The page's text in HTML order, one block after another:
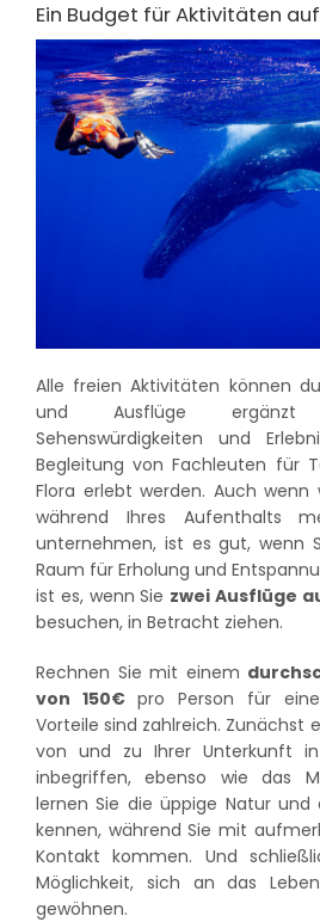
Ein Budget für Aktivitäten
Alle freien Aktivitäten können
und Ausflüge ergänzt
Sehenswürdigkeiten und
Begleitung von Fachleuten für
Flora erlebt werden. Auch
während Ihres Aufenthalts
unternehmen, ist es gut, wenn
Raum für Erholung und
ist es, wenn Sie zwei Ausflüge
besuchen, in Betracht ziehen.
Rechnen Sie mit einem
von 150€pro Person für
Vorteile sind zahlreich. Zunächst
von und zu Ihrer Unterkunft
inbegriffen, ebenso wie das
lernen Sie die üppige Natur und
kennen, während Sie mit
Kontakt kommen. Und
Möglichkeit, sich an das
gewöhnen.